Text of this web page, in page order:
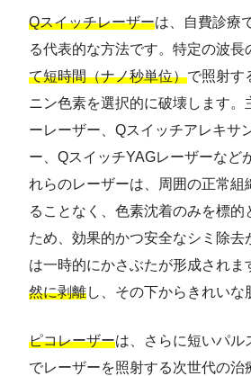
Qスイッチレーザーは、自費診療
る代表的な方法です。特定の波長
て短時間（ナノ秒単位）で照射す
ニン色素を選択的に破壊します。
ーレーザー、Qスイッチアレキサ
ー、QスイッチYAGレーザーなど
れらのレーザーは、周囲の正常組
ることなく、色素沈着のみを標的
ため、効果的かつ安全なシミ除去
は一時的にかさぶたが形成されま
然に剥離し、その下からきれいな
ピコレーザーは、さらに短いパル
でレーザーを照射する次世代の治